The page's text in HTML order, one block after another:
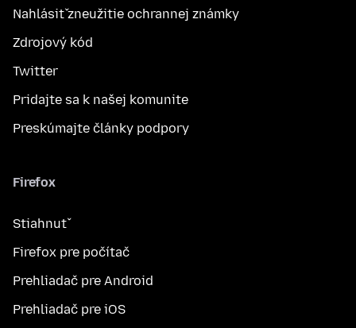
Nahlásiť zneužitie ochrannej známky
Zdrojový kód
Twitter
Pridajte sa k našej komunite
Preskúmajte články podpory
Firefox
Stiahnuť
Firefox pre počítač
Prehliadač pre Android
Prehliadač pre iOS